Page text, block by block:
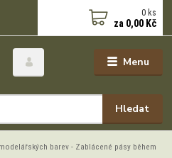
Menu
Hledat
0 ks
za 0,00 Kč
barev - Zablácené pásy během